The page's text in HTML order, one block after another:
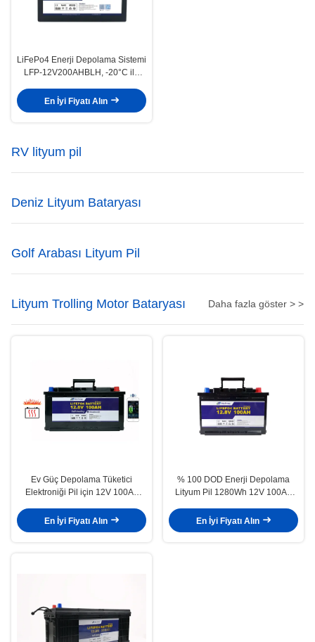
LiFePo4 Enerji Depolama Sistemi
LFP-12V200AHBLH, -20°C ila
Onaylanmıştır
En İyi Fiyatı Alın
RV lityum pil
Deniz Lityum Bataryası
Golf Arabası Lityum Pil
Lityum Trolling Motor Bataryası Daha fazla göster > >
Ev Güç Depolama Tüketici
Elektroniği Pil için 12V 100Ah
En İyi Fiyatı Alın
% 100 DOD Enerji Depolama
Lityum Pil 1280Wh 12V 100Ah
En İyi Fiyatı Alın